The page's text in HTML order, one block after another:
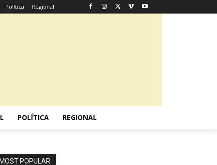
Política Regional
POLÍTICA REGIONAL
MOST POPULAR